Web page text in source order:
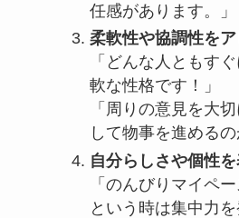
任感があります。」
柔軟性や協調性を
「どんな人ともす
軟な性格です！」
「周りの意見を大
して物事を進めるの
自分らしさや個性
「のんびりマイペ
という時は集中力を